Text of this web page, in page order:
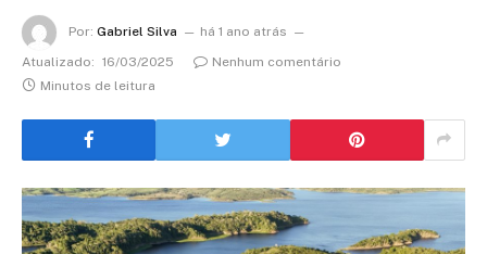
Por: Gabriel Silva
há 1 ano atrás
Atualizado: 16/03/2025
Nenhum comentário
Minutos de leitura